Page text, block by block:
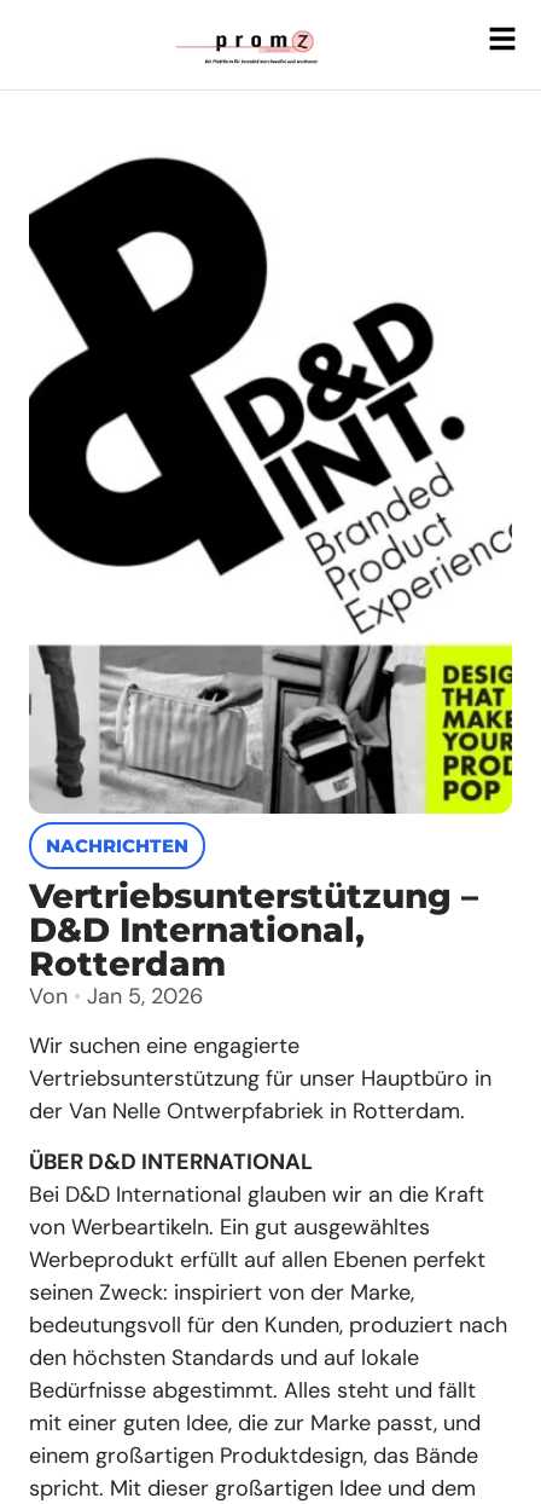
NACHRICHTEN
Vertriebsunterstützung –
D&D International,
Rotterdam
Von • Jan 5, 2026
Wir suchen eine engagierte
Vertriebsunterstützung für unser Hauptbüro in
der Van Nelle Ontwerpfabriek in Rotterdam.
ÜBER D&D INTERNATIONAL
Bei D&D International glauben wir an die Kraft
von Werbeartikeln. Ein gut ausgewähltes
Werbeprodukt erfüllt auf allen Ebenen perfekt
seinen Zweck: inspiriert von der Marke,
bedeutungsvoll für den Kunden, produziert nach
den höchsten Standards und auf lokale
Bedürfnisse abgestimmt. Alles steht und fällt
mit einer guten Idee, die zur Marke passt, und
einem großartigen Produktdesign, das Bände
spricht. Mit dieser großartigen Idee und dem